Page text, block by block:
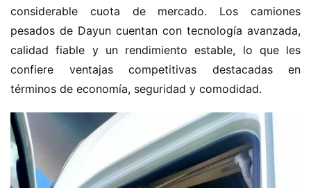
considerable cuota de mercado. Los camiones
pesados de Dayun cuentan con tecnología avanzada,
calidad fiable y un rendimiento estable, lo que les
confiere ventajas competitivas destacadas en
términos de economía, seguridad y comodidad.